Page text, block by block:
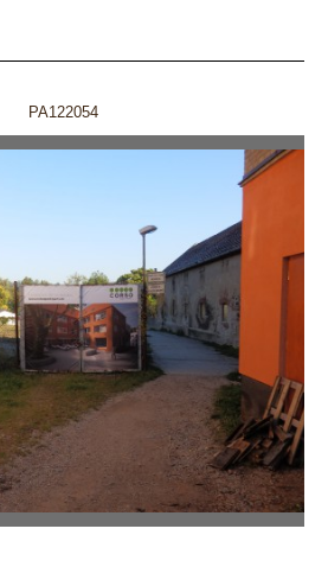
PA122054